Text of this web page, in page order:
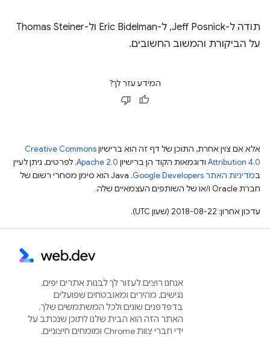
תודה ל-Jeff Posnick, ל-Eric Bidelman ול-Thomas Steiner
על הביקורת והמשוב החשובים.
המידע עזר לך?
אלא אם צוין אחרת, התוכן של דף זה הוא ברישיוןCreative Commons
Attribution 4.0 ודוגמאות הקוד הן ברישיון Apache 2.0. לפרטים, ניתן לעיין
במדיניות האתר Google Developers‏
.‏ Java הוא סימן מסחרי רשום של
חברת Oracle ו/או של השותפים העצמאיים שלה.
עדכון אחרון: 2018-08-22 (שעון UTC).
אנחנו רוצים לעזור לך לבנות אתרים יפים,
נגישים, מהירים ומאובטחים שפועלים
בדפדפנים שונים ולכל המשתמשים שלך.
האתר הזה הוא הבית שלנו לתוכן שנכתב על
ידי חברי צוות Chrome ומומחים חיצוניים,